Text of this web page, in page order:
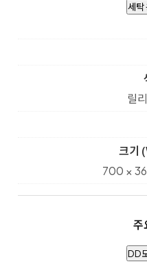
세탁
릴
크기
700 ×
주
DD